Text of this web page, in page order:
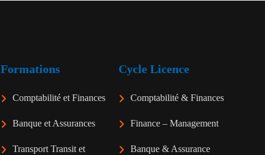
Formations
Comptabilité et Finances
Banque et Assurances
Transport Transit et
Cycle Licence
Comptabilité & Finances
Finance – Management
Banque & Assurance